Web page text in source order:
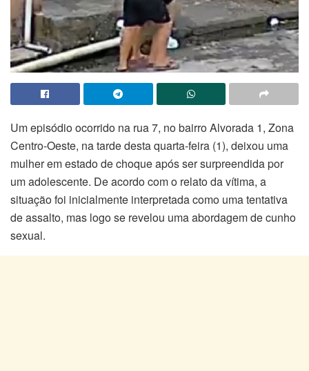
Um episódio ocorrido na rua 7, no bairro Alvorada 1, Zona
Centro-Oeste, na tarde desta quarta-feira (1), deixou uma
mulher em estado de choque após ser surpreendida por
um adolescente. De acordo com o relato da vítima, a
situação foi inicialmente interpretada como uma tentativa
de assalto, mas logo se revelou uma abordagem de cunho
sexual.